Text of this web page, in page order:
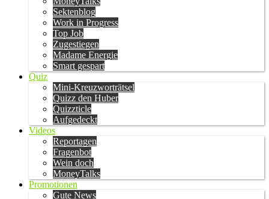
Sektenblog
Work in Progress
Top Job
Zugestiegen
Madame Energie
Smart gespart
Quiz
Mini-Kreuzworträtsel
Quizz den Huber
Quizzticle
Aufgedeckt
Videos
Reportagen
Fragenbot
Wein doch
MoneyTalks
Promotionen
Gute News